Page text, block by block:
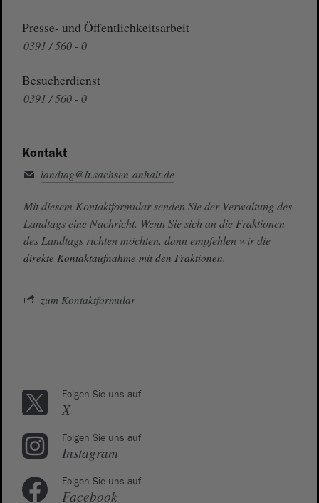
Presse- und Öffentlichkeitsarbeit
0391 / 560 - 0
Besucherdienst
0391 / 560 - 0
Kontakt
landtag@lt.sachsen-anhalt.de
Mit diesem Kontaktformular senden Sie der Verwaltung des
Landtags eine Nachricht. Wenn Sie sich an die Fraktionen
des Landtags richten möchten, dann empfehlen wir die
direkte Kontaktaufnahme mit den Fraktionen.
zum Kontaktformular
Folgen Sie uns auf
X
Folgen Sie uns auf
Instagram
Folgen Sie uns auf
Facebook